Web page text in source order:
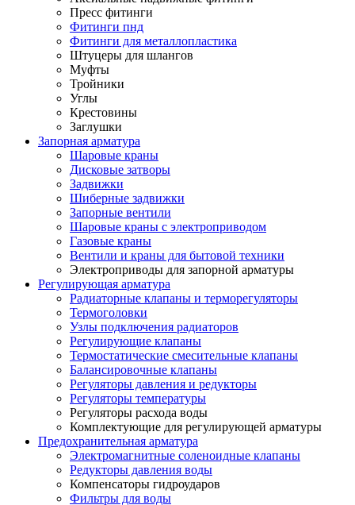
Пресс фитинги
Фитинги пнд
Фитинги для металлопластика
Штуцеры для шлангов
Муфты
Тройники
Углы
Крестовины
Заглушки
Запорная арматура
Шаровые краны
Дисковые затворы
Задвижки
Шиберные задвижки
Запорные вентили
Шаровые краны с электроприводом
Газовые краны
Вентили и краны для бытовой техники
Электроприводы для запорной арматуры
Регулирующая арматура
Радиаторные клапаны и терморегуляторы
Термоголовки
Узлы подключения радиаторов
Регулирующие клапаны
Термостатические смесительные клапаны
Балансировочные клапаны
Регуляторы давления и редукторы
Регуляторы температуры
Регуляторы расхода воды
Комплектующие для регулирующей арматуры
Предохранительная арматура
Электромагнитные соленоидные клапаны
Редукторы давления воды
Компенсаторы гидроударов
Фильтры для воды